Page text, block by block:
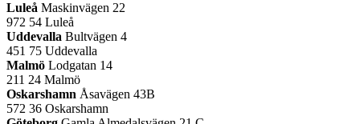
Luleå Maskinvägen 22
972 54 Luleå
Uddevalla Bultvägen 4
451 75 Uddevalla
Malmö Lodgatan 14
211 24 Malmö
Oskarshamn Åsavägen 43B
572 36 Oskarshamn